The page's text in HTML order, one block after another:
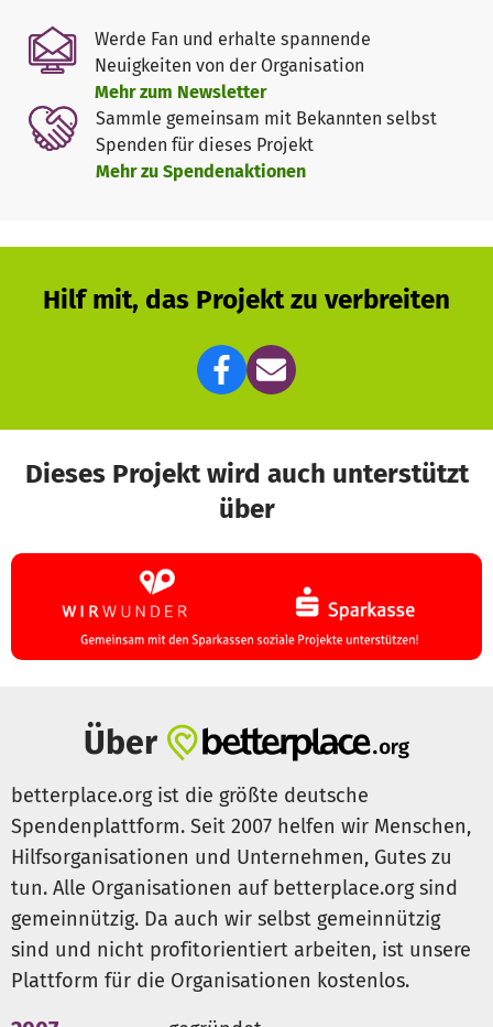
Werde Fan und erhalte spannende
Neuigkeiten von der Organisation
Mehr zum Newsletter
Sammle gemeinsam mit Bekannten selbst
Spenden für dieses Projekt
Mehr zu Spendenaktionen
Hilf mit, das Projekt zu verbreiten
Dieses Projekt wird auch unterstützt
über
Über
betterplace.org ist die größte deutsche
Spendenplattform. Seit 2007 helfen wir Menschen,
Hilfsorganisationen und Unternehmen, Gutes zu
tun. Alle Organisationen auf betterplace.org sind
gemeinnützig. Da auch wir selbst gemeinnützig
sind und nicht profitorientiert arbeiten, ist unsere
Plattform für die Organisationen kostenlos.